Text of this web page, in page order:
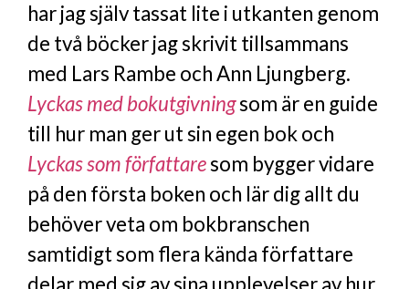
har jag själv tassat lite i utkanten genom
de två böcker jag skrivit tillsammans
med Lars Rambe och Ann Ljungberg.
Lyckas med bokutgivningsom är en guide
till hur man ger ut sin egen bok och
Lyckas som författaresom bygger vidare
på den första boken och lär dig allt du
behöver veta om bokbranschen
samtidigt som flera kända författare